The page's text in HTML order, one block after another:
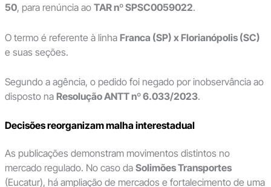
50, para renúncia ao TAR nº SPSC0059022.
O termo é referente à linha Franca (SP) x Florianópolis (SC)
e suas seções.
Segundo a agência, o pedido foi negado por inobservância ao
disposto na Resolução ANTT nº 6.033/2023.
Decisões reorganizam malha interestadual
As publicações demonstram movimentos distintos no
mercado regulado. No caso da Solimões Transportes
(Eucatur), há ampliação de mercados e fortalecimento de uma